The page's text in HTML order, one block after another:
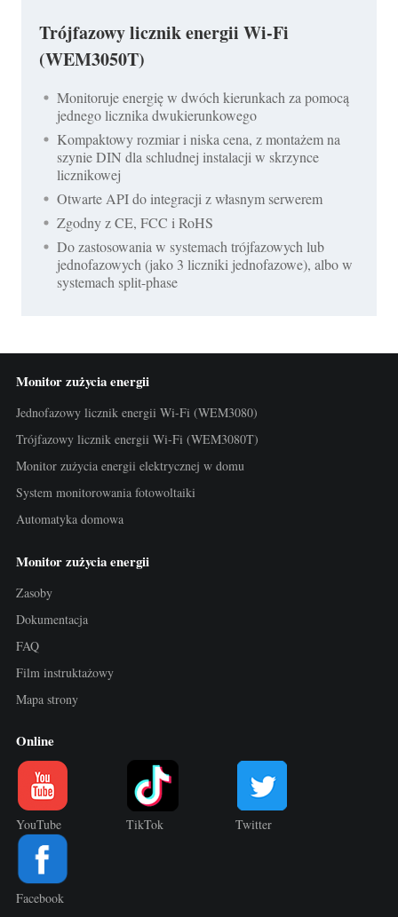
Trójfazowy licznik energii Wi-Fi
(WEM3050T)
Monitoruje energię w dwóch kierunkach za pomocą
jednego licznika dwukierunkowego
Kompaktowy rozmiar i niska cena, z montażem na
szynie DIN dla schludnej instalacji w skrzynce
licznikowej
Otwarte API do integracji z własnym serwerem
Zgodny z CE, FCC i RoHS
Do zastosowania w systemach trójfazowych lub
jednofazowych (jako 3 liczniki jednofazowe), albo w
systemach split-phase
Monitor zużycia energii
Jednofazowy licznik energii Wi-Fi (WEM3080)
Trójfazowy licznik energii Wi-Fi (WEM3080T)
Monitor zużycia energii elektrycznej w domu
System monitorowania fotowoltaiki
Automatyka domowa
Monitor zużycia energii
Zasoby
Dokumentacja
FAQ
Film instruktażowy
Mapa strony
Online
YouTube TikTok Twitter
Facebook